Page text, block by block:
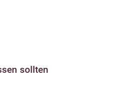
sollten